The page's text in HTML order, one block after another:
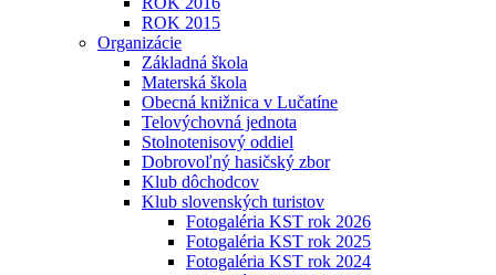
ROK 2015
Organizácie
Základná škola
Materská škola
Obecná knižnica v Lučatíne
Telovýchovná jednota
Stolnotenisový oddiel
Dobrovoľný hasičský zbor
Klub dôchodcov
Klub slovenských turistov
Fotogaléria KST rok 2026
Fotogaléria KST rok 2025
Fotogaléria KST rok 2024